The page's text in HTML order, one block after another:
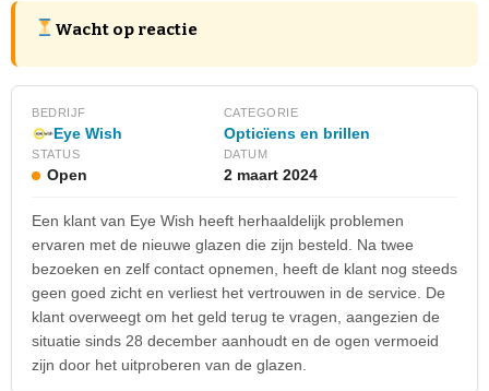
Wacht op reactie
BEDRIJF
Eye Wish
CATEGORIE
Opticïens en brillen
STATUS
Open
DATUM
2 maart 2024
Een klant van Eye Wish heeft herhaaldelijk problemen
ervaren met de nieuwe glazen die zijn besteld. Na twee
bezoeken en zelf contact opnemen, heeft de klant nog steeds
geen goed zicht en verliest het vertrouwen in de service. De
klant overweegt om het geld terug te vragen, aangezien de
situatie sinds 28 december aanhoudt en de ogen vermoeid
zijn door het uitproberen van de glazen.